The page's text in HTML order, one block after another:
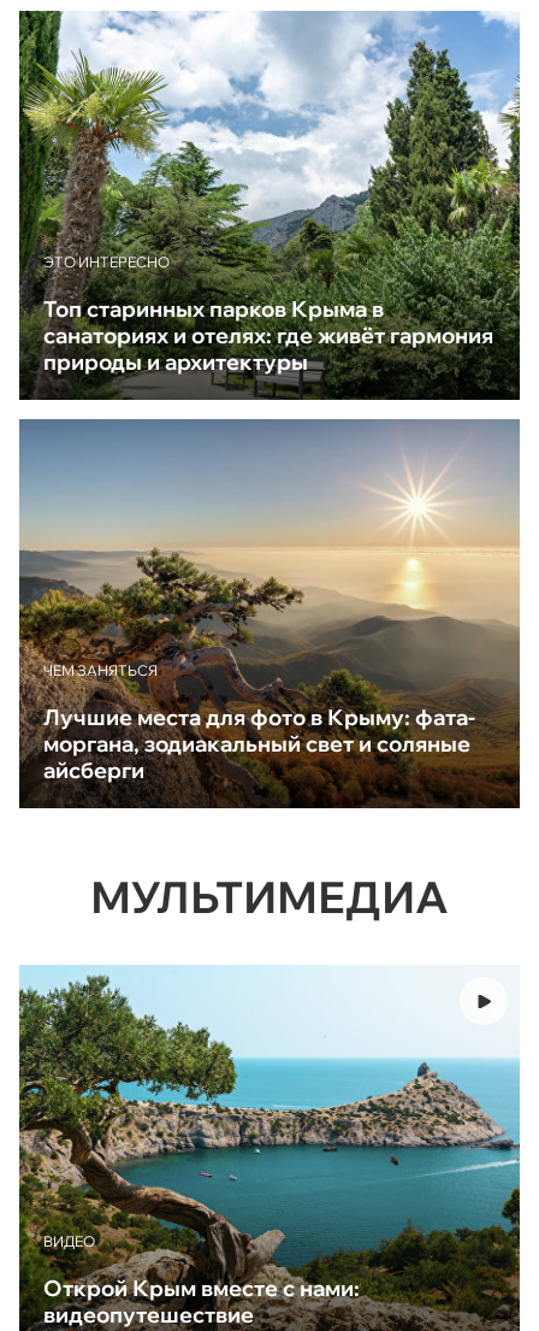
ЭТО ИНТЕРЕСНО
Топ старинных парков Крыма в
санаториях и отелях: где живёт гармония
природы и архитектуры
ЧЕМ ЗАНЯТЬСЯ
Лучшие места для фото в Крыму: фата-
моргана, зодиакальный свет и соляные
айсберги
МУЛЬТИМЕДИА
ВИДЕО
Открой Крым вместе с нами:
видеопутешествие